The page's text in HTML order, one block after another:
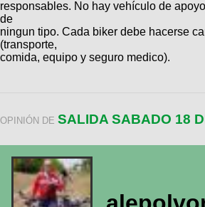
mas
responsables. No hay vehículo de
de
ningun tipo. Cada biker debe hacerse
(transporte,
comida, equipo y seguro medico).
OPINIÓN DE SALIDA SABADO 18